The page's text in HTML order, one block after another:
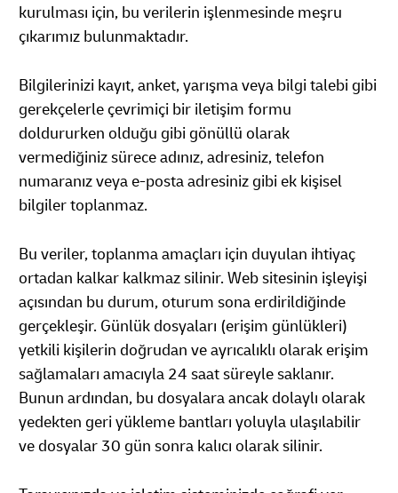
kurulması için, bu verilerin işlenmesinde meşru
çıkarımız bulunmaktadır.
Bilgilerinizi kayıt, anket, yarışma veya bilgi talebi gibi
gerekçelerle çevrimiçi bir iletişim formu
doldururken olduğu gibi gönüllü olarak
vermediğiniz sürece adınız, adresiniz, telefon
numaranız veya e-posta adresiniz gibi ek kişisel
bilgiler toplanmaz.
Bu veriler, toplanma amaçları için duyulan ihtiyaç
ortadan kalkar kalkmaz silinir. Web sitesinin işleyişi
açısından bu durum, oturum sona erdirildiğinde
gerçekleşir. Günlük dosyaları (erişim günlükleri)
yetkili kişilerin doğrudan ve ayrıcalıklı olarak erişim
sağlamaları amacıyla 24 saat süreyle saklanır.
Bunun ardından, bu dosyalara ancak dolaylı olarak
yedekten geri yükleme bantları yoluyla ulaşılabilir
ve dosyalar 30 gün sonra kalıcı olarak silinir.